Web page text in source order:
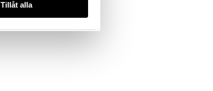
Tillåt alla